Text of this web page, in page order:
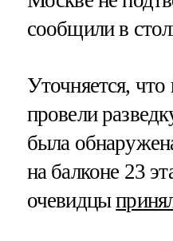
сообщили в
Уточняется,
провели
была
на балконе 23
очевидцы